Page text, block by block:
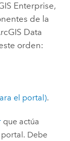
Enterprise,
de la
Data
orden:
el portal).
que actúa
Debe